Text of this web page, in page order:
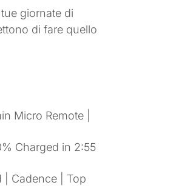
giornate di
di fare quello
Micro Remote |
Charged in 2:55
| Cadence | Top